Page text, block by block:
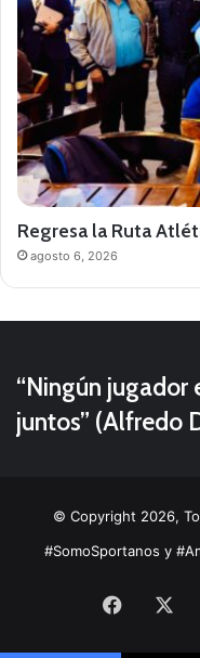
Regresa la Ruta
agosto 6, 2026
“Ningún
juntos” (Alfredo
© Copyright 2026,
#SomoSportanos y